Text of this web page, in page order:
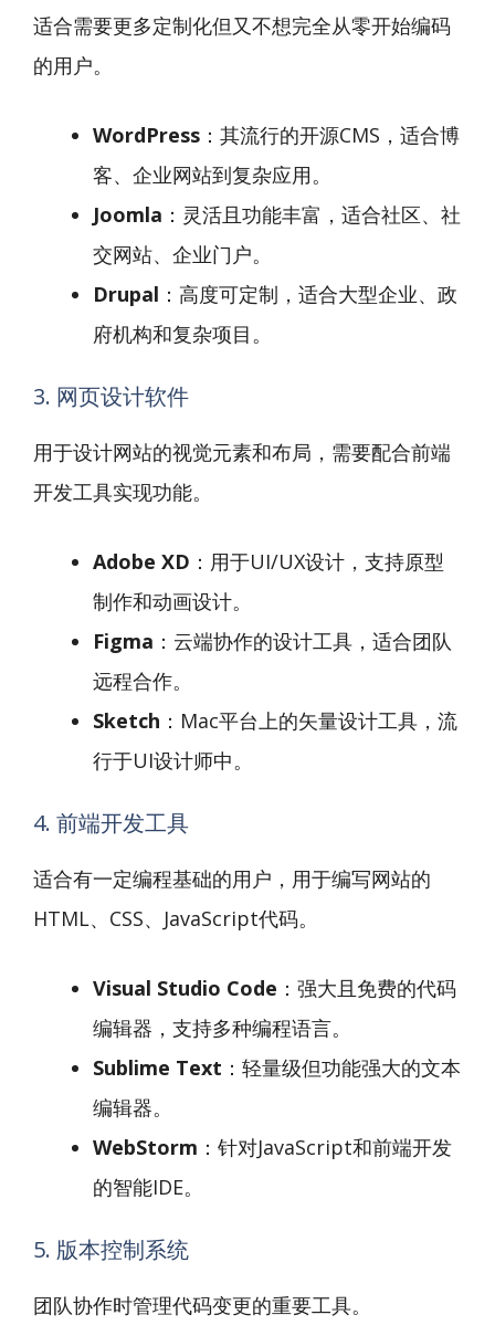
适合需要更多定制化但又不想完全从零开始编码
的用户。
WordPress ：其流行的开源CMS，适合博
客、企业网站到复杂应用。
Joomla ：灵活且功能丰富，适合社区、社
交网站、企业门户。
Drupal ：高度可定制，适合大型企业、政
府机构和复杂项目。
3. 网页设计软件
用于设计网站的视觉元素和布局，需要配合前端
开发工具实现功能。
Adobe XD ：用于UI/UX设计，支持原型
制作和动画设计。
Figma ：云端协作的设计工具，适合团队
远程合作。
Sketch ：Mac平台上的矢量设计工具，流
行于UI设计师中。
4. 前端开发工具
适合有一定编程基础的用户，用于编写网站的
HTML、CSS、JavaScript代码。
Visual Studio Code ：强大且免费的代码
编辑器，支持多种编程语言。
Sublime Text ：轻量级但功能强大的文本
编辑器。
WebStorm ：针对JavaScript和前端开发
的智能IDE。
5. 版本控制系统
团队协作时管理代码变更的重要工具。